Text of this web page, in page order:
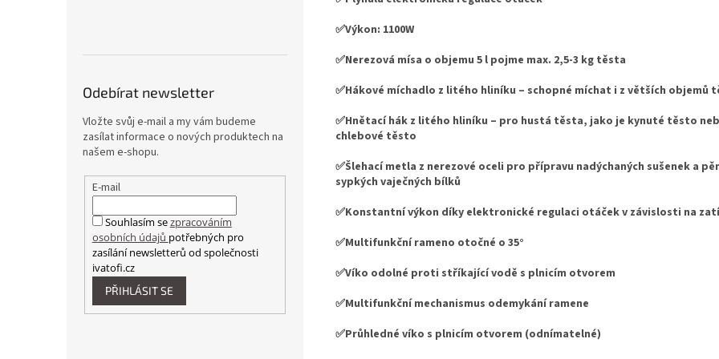
Odebírat newsletter
Vložte svůj e-mail a my vám budeme
zasílat informace o nových produktech na
našem e-shopu.
E-mail
Souhlasím sezpracováním
osobních údajů potřebných pro
zasílání newsletterů od společnosti
ivatofi.cz
PŘIHLÁSIT SE
✅Výkon: 1100W
✅Nerezová mísa o objemu 5 l pojme max. 2,5-3 kg těsta
✅Hákové míchadlo z litého hliníku – schopné míchat i z větších objemů
✅Hnětací hák z litého hliníku – pro hustá těsta, jako je kynuté těsto
chlebové těsto
✅Šlehací metla z nerezové oceli pro přípravu nadýchaných sušenek a
sypkých vaječných bílků
✅Konstantní výkon díky elektronické regulaci otáček v závislosti na
✅Multifunkční rameno otočné o 35°
✅Víko odolné proti stříkající vodě s plnicím otvorem
✅Multifunkční mechanismus odemykání ramene
✅Průhledné víko s plnicím otvorem (odnímatelné)